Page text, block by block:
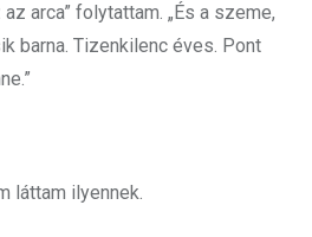
az arca” folytattam. „És a szeme,
barna. Tizenkilenc éves. Pont
láttam ilyennek.